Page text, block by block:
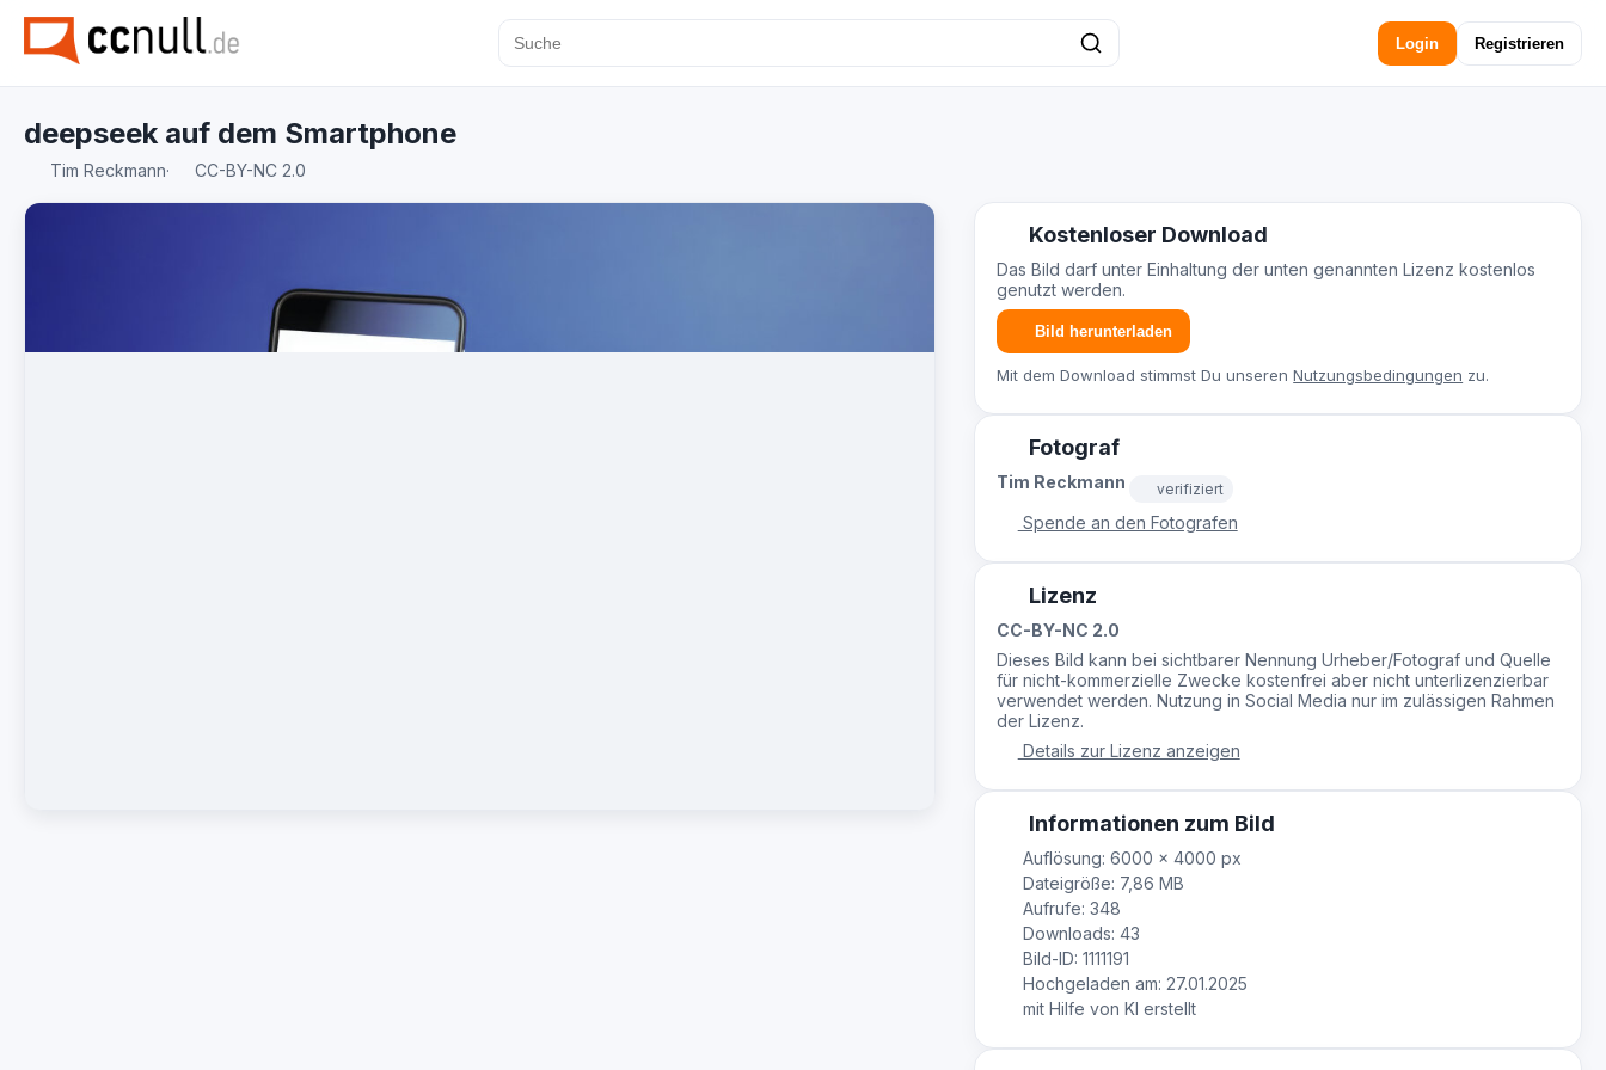
Login Registrieren
deepseek auf dem Smartphone
Tim Reckmann· CC-BY-NC 2.0
Kostenloser Download
Das Bild darf unter Einhaltung der unten genannten Lizenz kostenlos
genutzt werden.
Bild herunterladen
Mit dem Download stimmst Du unserenNutzungsbedingungen zu.
Fotograf
Tim Reckmann verifiziert
Spende an den Fotografen
Lizenz
CC-BY-NC 2.0
Dieses Bild kann bei sichtbarer Nennung Urheber/Fotograf und Quelle
für nicht-kommerzielle Zwecke kostenfrei aber nicht unterlizenzierbar
verwendet werden. Nutzung in Social Media nur im zulässigen Rahmen
der Lizenz.
Details zur Lizenz anzeigen
Informationen zum Bild
Auflösung: 6000 × 4000 px
Dateigröße: 7,86 MB
Aufrufe: 348
Downloads: 43
Bild-ID: 1111191
Hochgeladen am: 27.01.2025
mit Hilfe von KI erstellt